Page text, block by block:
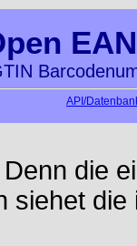
API/
die
siehet